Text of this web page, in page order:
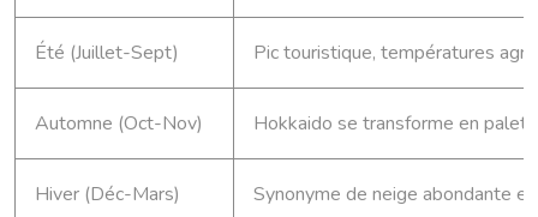
Été (Juillet-Sept) Pic touristique, températures
Automne (Oct-Nov) Hokkaido se transforme en
Hiver (Déc-Mars) Synonyme de neige abondante